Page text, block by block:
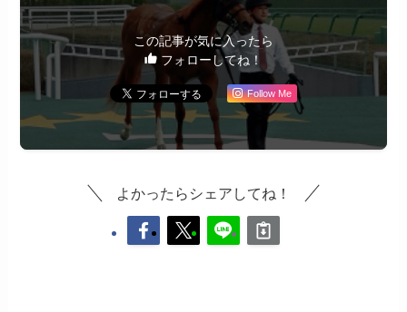
この記事が気に入ったら
フォローしてね！
Follow Me
よかったらシェアしてね！